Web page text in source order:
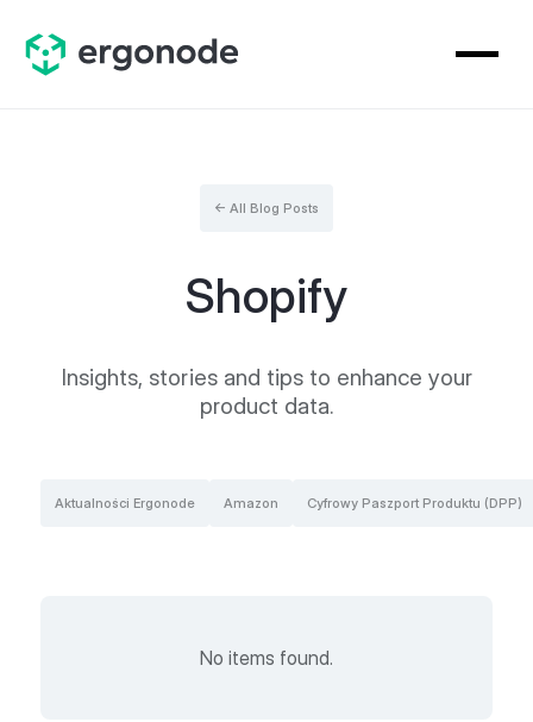
← All Blog Posts
Shopify
Insights, stories and tips to enhance your
product data.
Aktualności Ergonode Amazon Cyfrowy Paszport Produktu (DPP)
No items found.